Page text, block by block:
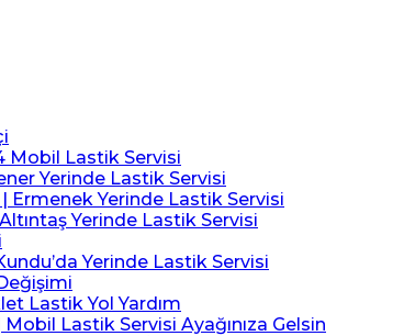
Mobil Lastik Servisi
Yerinde Lastik Servisi
Ermenek Yerinde Lastik Servisi
Yerinde Lastik Servisi
Yerinde Lastik Servisi
Lastik Yol Yardım
Lastik Servisi Ayağınıza Gelsin